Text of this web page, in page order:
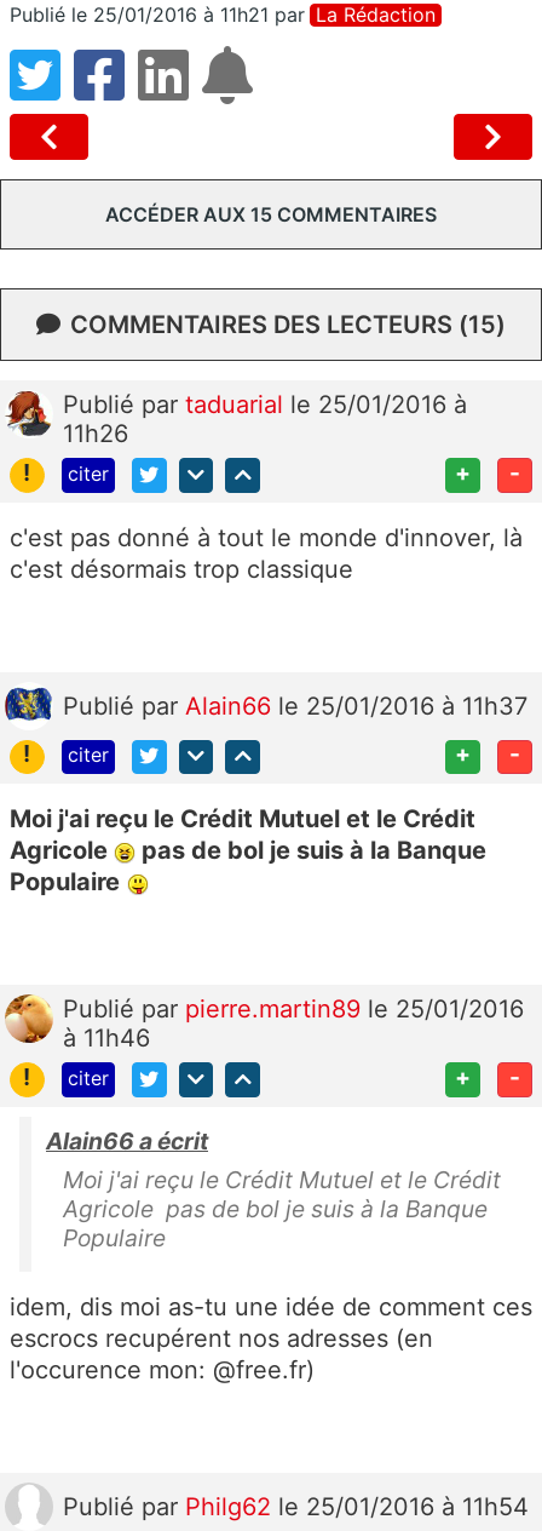
Publié le 25/01/2016 à 11h21 par La Rédaction
ACCÉDER AUX 15 COMMENTAIRES
COMMENTAIRES DES LECTEURS (15)
Publié par taduarial le 25/01/2016 à
11h26
!
citer + -
c'est pas donné à tout le monde d'innover, là
c'est désormais trop classique
Publié par Alain66 le 25/01/2016 à 11h37
!
citer + -
Moi j'ai reçu le Crédit Mutuel et le Crédit
Agricole
pas de bol je suis à la Banque
Populaire
Publié par pierre.martin89 le 25/01/2016
à 11h46
!
citer + -
Alain66 a écrit
Moi j'ai reçu le Crédit Mutuel et le Crédit
Agricole pas de bol je suis à la Banque
Populaire
idem, dis moi as-tu une idée de comment ces
escrocs recupérent nos adresses (en
l'occurence mon: @free.fr)
Publié par Philg62 le 25/01/2016 à 11h54